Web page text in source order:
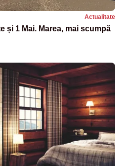
Actualitate
și 1 Mai. Marea, mai scumpă